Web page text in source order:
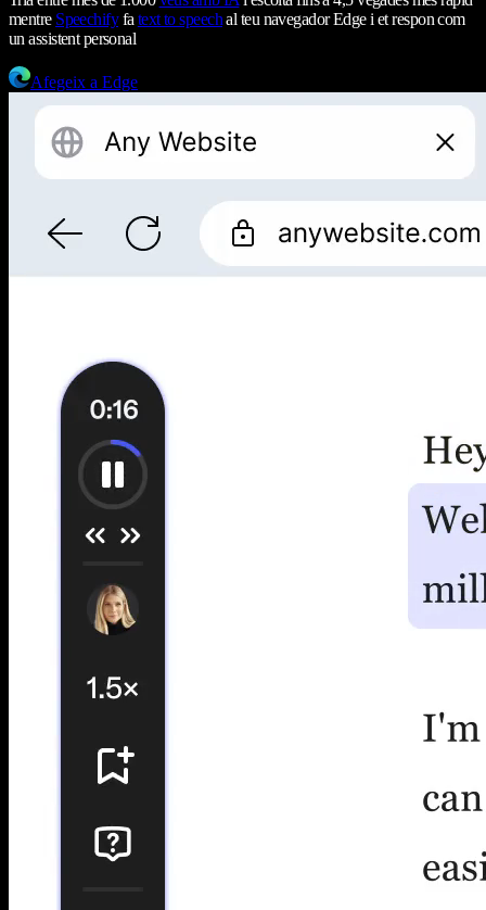
mentre Speechifyfa text to speechal teu navegador Edge i et respon com
un assistent personal
Afegeix a Edge